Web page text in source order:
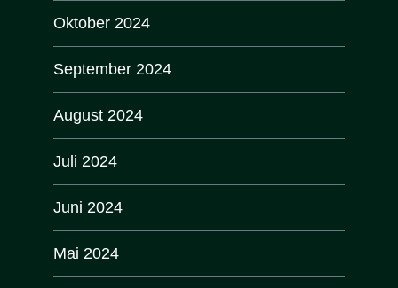
Oktober 2024
September 2024
August 2024
Juli 2024
Juni 2024
Mai 2024